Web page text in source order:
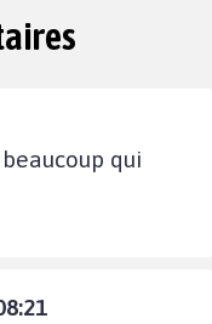
qui